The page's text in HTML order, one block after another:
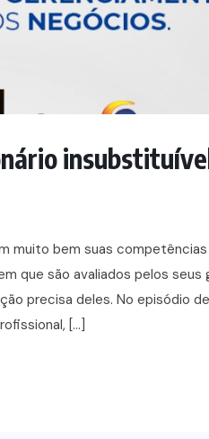
muito bem suas competências
que são avaliados pelos seus
precisa deles. No episódio
[…]